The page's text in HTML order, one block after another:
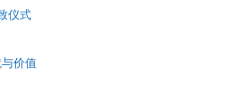
仪式
价值